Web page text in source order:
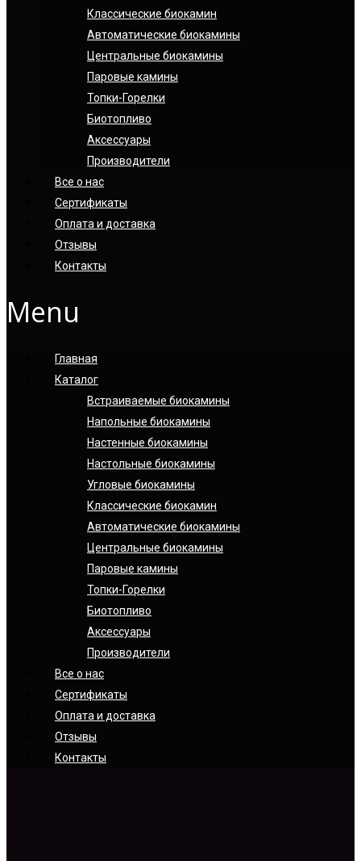
Классические биокамин
Автоматические биокамины
Центральные биокамины
Паровые камины
Топки-Горелки
Биотопливо
Аксессуары
Производители
Все о нас
Сертификаты
Оплата и доставка
Отзывы
Контакты
Menu
Главная
Каталог
Встраиваемые биокамины
Напольные биокамины
Настенные биокамины
Настoльные биокамины
Угловые биокамины
Классические биокамин
Автоматические биокамины
Центральные биокамины
Паровые камины
Топки-Горелки
Биотопливо
Аксессуары
Производители
Все о нас
Сертификаты
Оплата и доставка
Отзывы
Контакты